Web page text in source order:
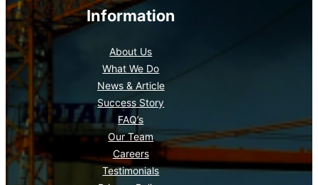
Information
About Us
What We Do
News & Article
Success Story
FAQ’s
Our Team
Careers
Testimonials